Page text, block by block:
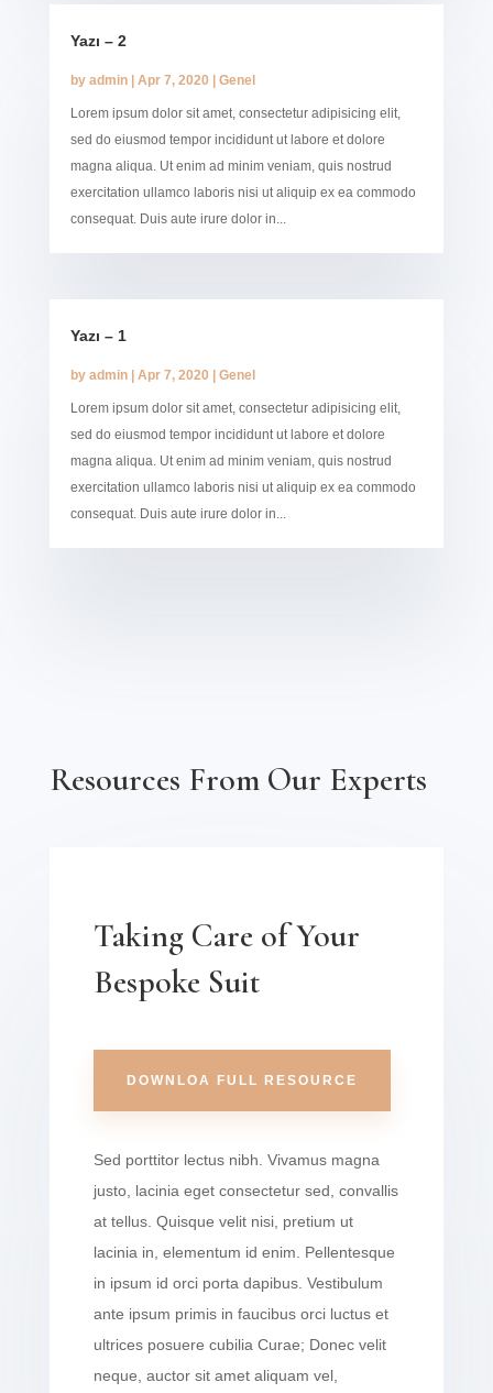
Yazı – 2
by admin| Apr 7, 2020 Genel
Lorem ipsum dolor sit amet, consectetur adipisicing elit,
sed do eiusmod tempor incididunt ut labore et dolore
magna aliqua. Ut enim ad minim veniam, quis nostrud
exercitation ullamco laboris nisi ut aliquip ex ea commodo
consequat. Duis aute irure dolor in...
Yazı – 1
by admin| Apr 7, 2020 | Genel
Lorem ipsum dolor sit amet, consectetur adipisicing elit,
sed do eiusmod tempor incididunt ut labore et dolore
magna aliqua. Ut enim ad minim veniam, quis nostrud
exercitation ullamco laboris nisi ut aliquip ex ea commodo
consequat. Duis aute irure dolor in...
Resources From Our Experts
Taking Care of Your
Bespoke Suit
DOWNLOA FULL RESOURCE
Sed porttitor lectus nibh. Vivamus magna
justo, lacinia eget consectetur sed, convallis
at tellus. Quisque velit nisi, pretium ut
lacinia in, elementum id enim. Pellentesque
in ipsum id orci porta dapibus. Vestibulum
ante ipsum primis in faucibus orci luctus et
ultrices posuere cubilia Curae; Donec velit
neque, auctor sit amet aliquam vel,